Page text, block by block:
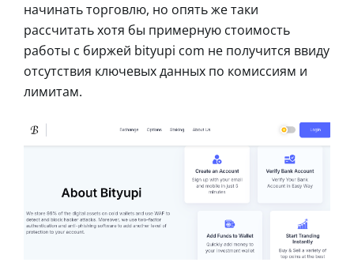
начинать торговлю, но опять же таки
рассчитать хотя бы примерную стоимость
работы с биржей bityupi com не получится ввиду
отсутствия ключевых данных по комиссиям и
лимитам.